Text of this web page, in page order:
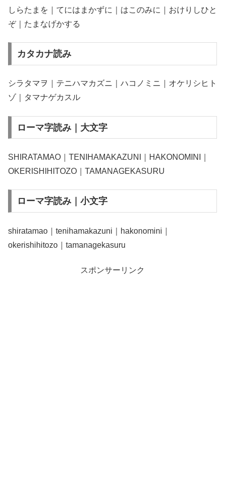
しらたまを｜てにはまかずに｜はこのみに｜おけりしひと
ぞ｜たまなげかする
カタカナ読み
シラタマヲ｜テニハマカズニ｜ハコノミニ｜オケリシヒト
ゾ｜タマナゲカスル
ローマ字読み｜大文字
SHIRATAMAO｜TENIHAMAKAZUNI｜HAKONOMINI｜
OKERISHIHITOZO｜TAMANAGEKASURU
ローマ字読み｜小文字
shiratamao｜tenihamakazuni｜hakonomini｜
okerishihitozo｜tamanagekasuru
スポンサーリンク